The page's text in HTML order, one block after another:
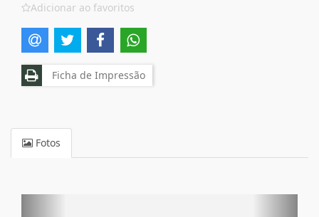
Adicionar ao favoritos
Ficha de Impressão
Fotos